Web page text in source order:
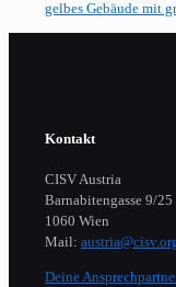
Kontakt
CISV Austria
Barnabitengasse 9/25
1060 Wien
Mail:
Deine